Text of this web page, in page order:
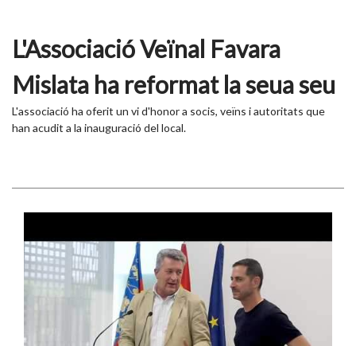
L'Associació Veïnal Favara
Mislata ha reformat la seua seu
L'associació ha oferit un vi d'honor a socis, veïns i autoritats que
han acudit a la inauguració del local.